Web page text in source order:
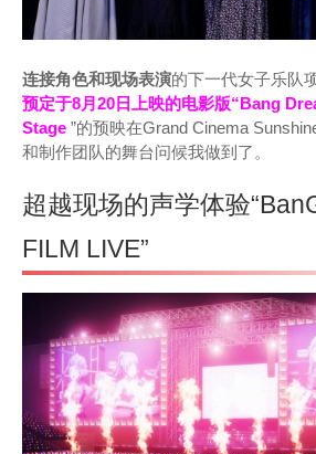
连接角色和现场表演的下一代女子乐队
预定于8月20日上映的电影版“Bang
Stage ”的预映在Grand Cinema
和制作团队的舞台问候我做到了。
超越现场的声学体验
FILM LIVE”